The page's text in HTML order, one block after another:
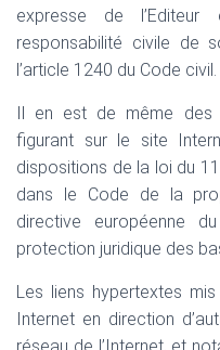
expresse de l’Editeur
responsabilité civile de
l’article 1240 du Code civil.
Il en est de même des
figurant sur le site
dispositions de la loi du
dans le Code de la
directive européenne
protection juridique des
Les liens hypertextes
Internet en direction